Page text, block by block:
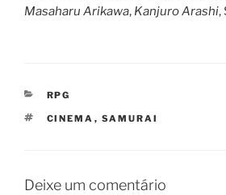
Masaharu Arikawa, Kanjuro Arashi,
CATEGORIAS
RPG
TAGS
CINEMA , SAMURAI
Deixe um comentário